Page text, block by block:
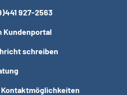
927-2563
Kundenportal
schreiben